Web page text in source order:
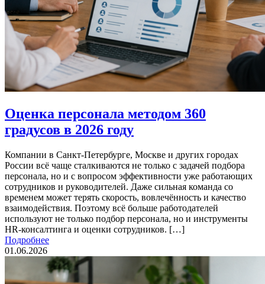
Оценка персонала методом 360
градусов в 2026 году
Компании в Санкт-Петербурге, Москве и других городах
России всё чаще сталкиваются не только с задачей подбора
персонала, но и с вопросом эффективности уже работающих
сотрудников и руководителей. Даже сильная команда со
временем может терять скорость, вовлечённость и качество
взаимодействия. Поэтому всё больше работодателей
используют не только подбор персонала, но и инструменты
HR-консалтинга и оценки сотрудников. […]
Подробнее
01.06.2026